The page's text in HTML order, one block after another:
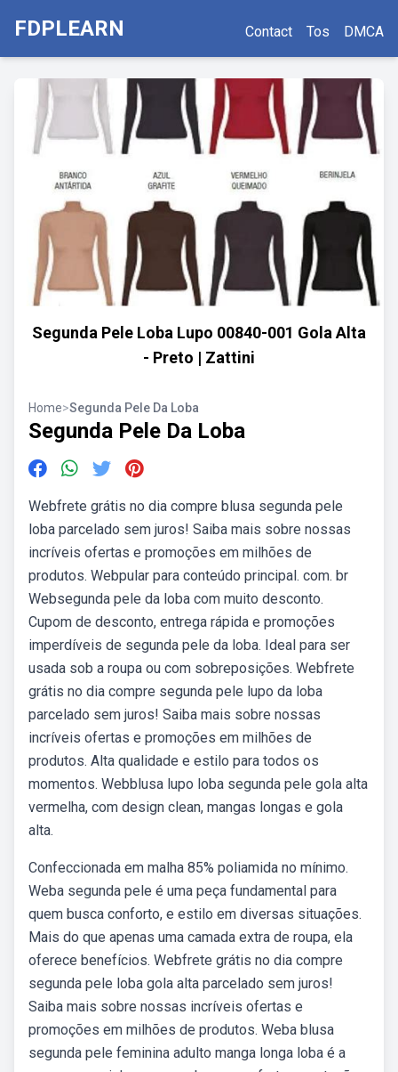
FDPLEARN Contact Tos DMCA
Segunda Pele Loba Lupo 00840-001 Gola Alta
- Preto | Zattini
Home>Segunda Pele Da Loba
Segunda Pele Da Loba
Webfrete grátis no dia compre blusa segunda pele
loba parcelado sem juros! Saiba mais sobre nossas
incríveis ofertas e promoções em milhões de
produtos. Webpular para conteúdo principal. com. br
Websegunda pele da loba com muito desconto.
Cupom de desconto, entrega rápida e promoções
imperdíveis de segunda pele da loba. Ideal para ser
usada sob a roupa ou com sobreposições. Webfrete
grátis no dia compre segunda pele lupo da loba
parcelado sem juros! Saiba mais sobre nossas
incríveis ofertas e promoções em milhões de
produtos. Alta qualidade e estilo para todos os
momentos. Webblusa lupo loba segunda pele gola alta
vermelha, com design clean, mangas longas e gola
alta.
Confeccionada em malha 85% poliamida no mínimo.
Weba segunda pele é uma peça fundamental para
quem busca conforto, e estilo em diversas situações.
Mais do que apenas uma camada extra de roupa, ela
oferece benefícios. Webfrete grátis no dia compre
segunda pele loba gola alta parcelado sem juros!
Saiba mais sobre nossas incríveis ofertas e
promoções em milhões de produtos. Weba blusa
segunda pele feminina adulto manga longa loba é a